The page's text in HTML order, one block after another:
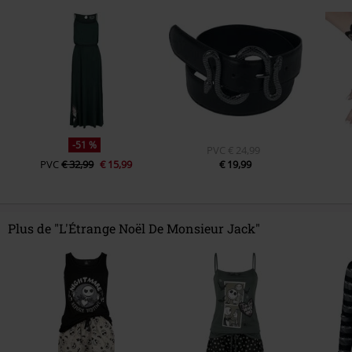
-51 %
PVC€ 32,99 € 15,99
PVC € 24,99
€ 19,99
Plus de "L'Étrange Noël De Monsieur Jack"